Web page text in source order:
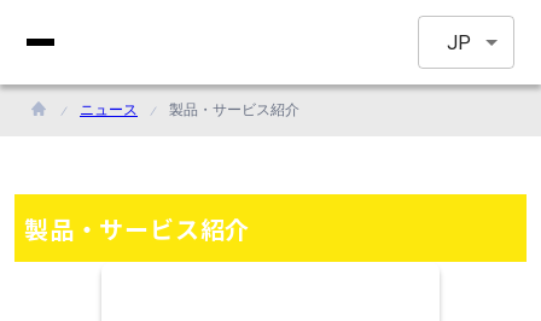
JP
ニュース 製品・サービス紹介
製品・サービス紹介